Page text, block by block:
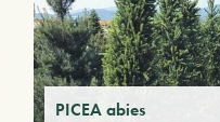
PICEA abies